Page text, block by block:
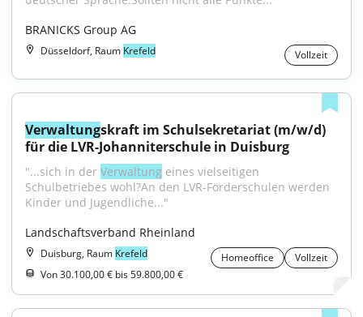
BRANICKS Group AG
Düsseldorf, Raum Krefeld Vollzeit
Verwaltungskraft im Schulsekretariat (m/w/d)
für die LVR-Johanniterschule in Duisburg
"...sich in der Verwaltung eines vielseitigen
Schulbetriebes wohl?An den LVR-Förderschulen werden
Kinder und Jugendliche..."
Landschaftsverband Rheinland
Duisburg, Raum Krefeld Homeoffice
Vollzeit
Von 30.100,00 € bis 59.800,00 €